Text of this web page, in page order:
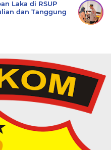
Laka di RSUP
dan Tanggung